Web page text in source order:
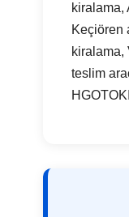
kiralama,
Keçiören
kiralama,
teslim